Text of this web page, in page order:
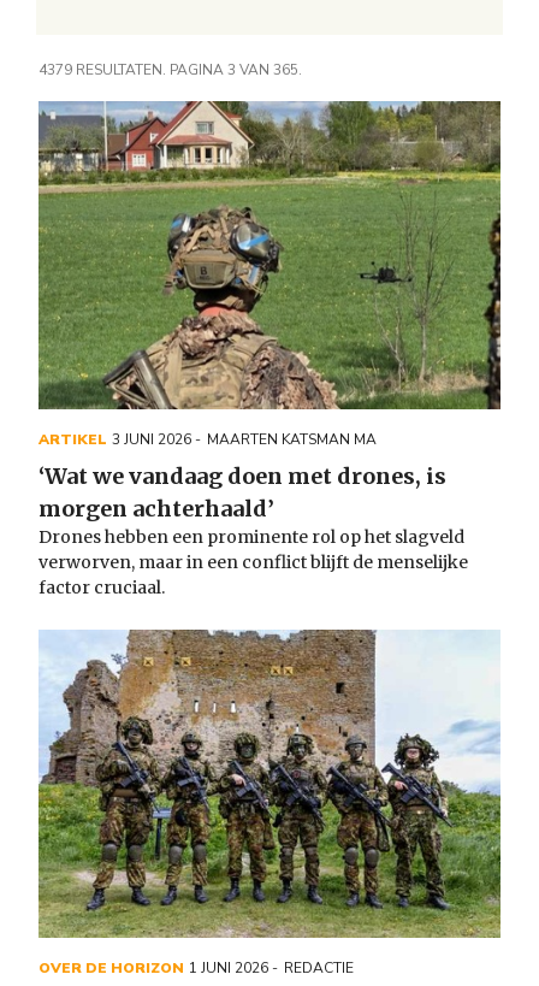
4379 RESULTATEN. PAGINA 3 VAN 365.
ARTIKEL 3 JUNI 2026 MAARTEN KATSMAN MA
‘Wat we vandaag doen met drones, is
morgen achterhaald’
Drones hebben een prominente rol op het slagveld
verworven, maar in een conflict blijft de menselijke
factor cruciaal.
OVER DE HORIZON 1 JUNI 2026 REDACTIE